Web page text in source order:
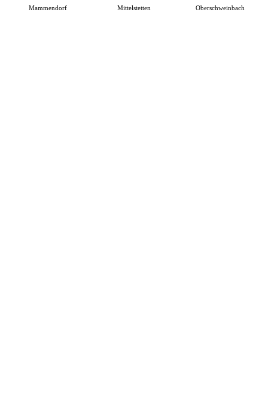
Mammendorf Mittelstetten Oberschweinbach